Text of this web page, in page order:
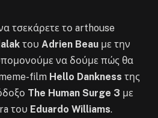
τσεκάρετε το arthouse
του Adrien Beau με την
να δούμε πώς θα
film Hello Dankness της
The Human Surge 3 με
του Eduardo Williams.